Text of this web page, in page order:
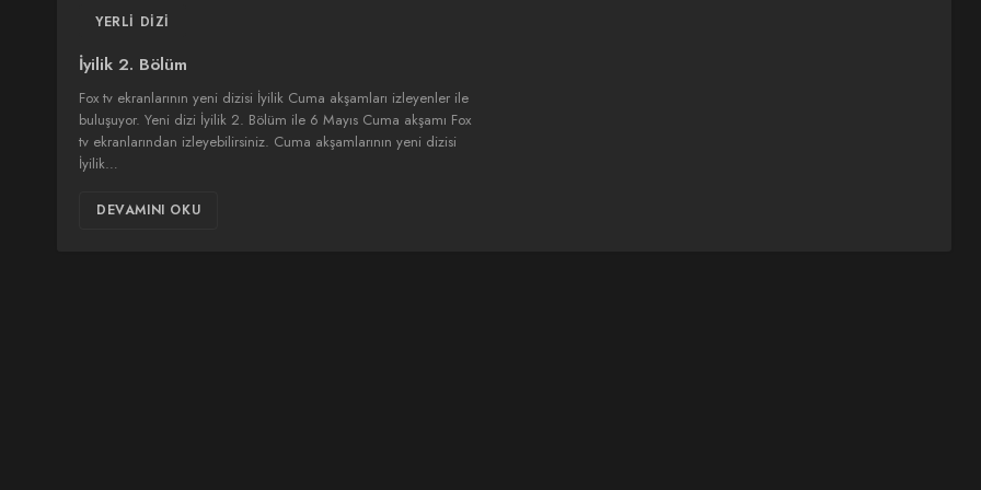
YERLI DIZI
İyilik 2. Bölüm
Fox tv ekranlarının yeni dizisi İyilik Cuma akşamları izleyenler ile
buluşuyor. Yeni dizi İyilik 2. Bölüm ile 6 Mayıs Cuma akşamı Fox
tv ekranlarından izleyebilirsiniz. Cuma akşamlarının yeni dizisi
İyilik…
DEVAMINI OKU